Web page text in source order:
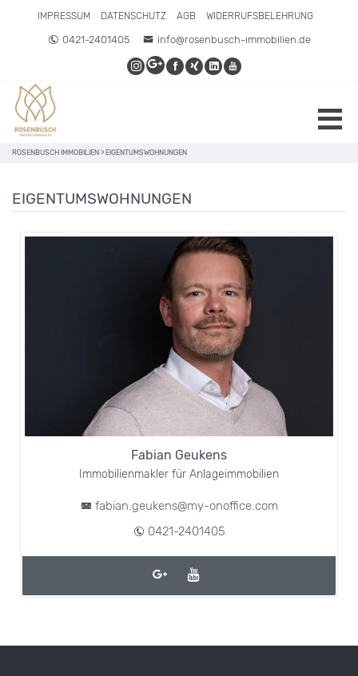
IMPRESSUM DATENSCHUTZ AGB WIDERRUFSBELEHRUNG
0421-2401405 info@rosenbusch-immobilien.de
ROSENBUSCH IMMOBILIEN > EIGENTUMSWOHNUNGEN
EIGENTUMSWOHNUNGEN
Fabian Geukens
Immobilienmakler für Anlageimmobilien
fabian.geukens@my-onoffice.com
0421-2401405